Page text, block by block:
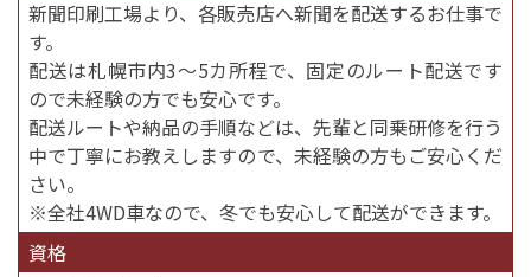
新聞印刷工場より、各販売店へ新聞を配送するお仕事で
す。
配送は札幌市内3〜5カ所程で、固定のルート配送です
ので未経験の方でも安心です。
配送ルートや納品の手順などは、先輩と同乗研修を行う
中で丁寧にお教えしますので、未経験の方もご安心くだ
さい。
※全社4WD車なので、冬でも安心して配送ができます。
資格